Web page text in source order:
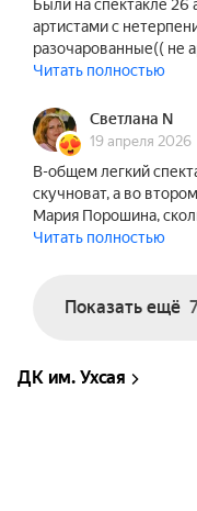
Были на спектакле
артистами с
разочарованные(( не
Читать полностью
Светлана N
19 апреля 2026
В-общем легкий
скучноват, а во
Мария Порошина,
Читать полностью
Показать ещё
ДК им. Ухсая